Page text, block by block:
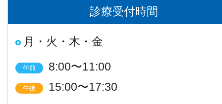
診療受付時間
月・火・木・金
午前 8:00〜11:00
午後 15:00〜17:30